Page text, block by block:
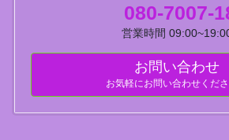
080-7007-
営業時間
お問い合わせ
お気軽にお問い合わせくださ